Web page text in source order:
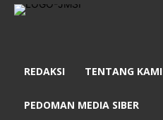
REDAKSI TENTANG KAMI
PEDOMAN MEDIA SIBER